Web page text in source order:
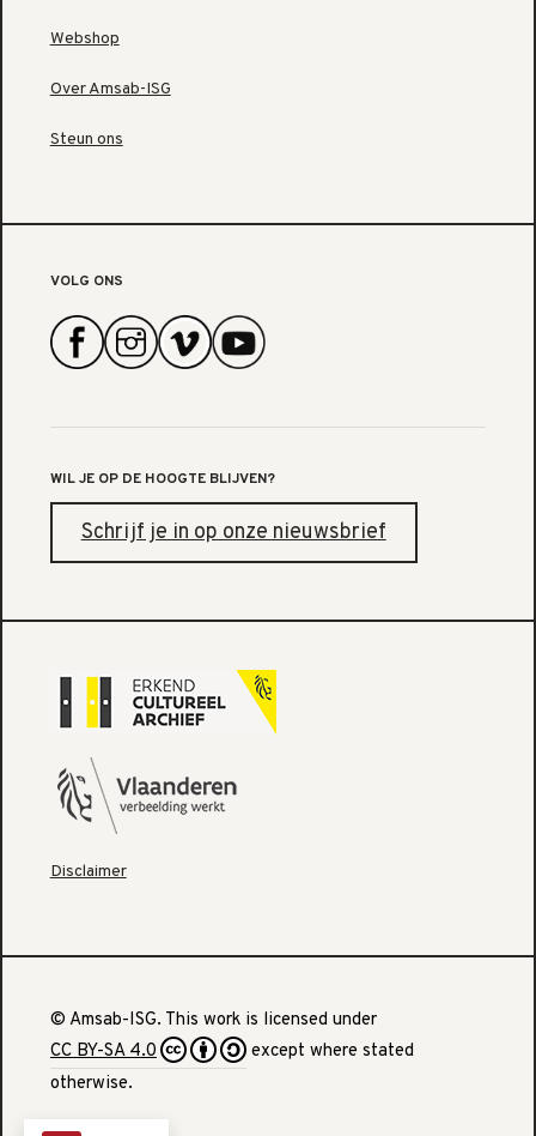
Webshop
Over Amsab-ISG
Steun ons
VOLG ONS
WIL JE OP DE HOOGTE BLIJVEN?
Schrijf je in op onze nieuwsbrief
Disclaimer
© Amsab-ISG. This work is licensed under
CC BY-SA 4.0
except where stated
otherwise.